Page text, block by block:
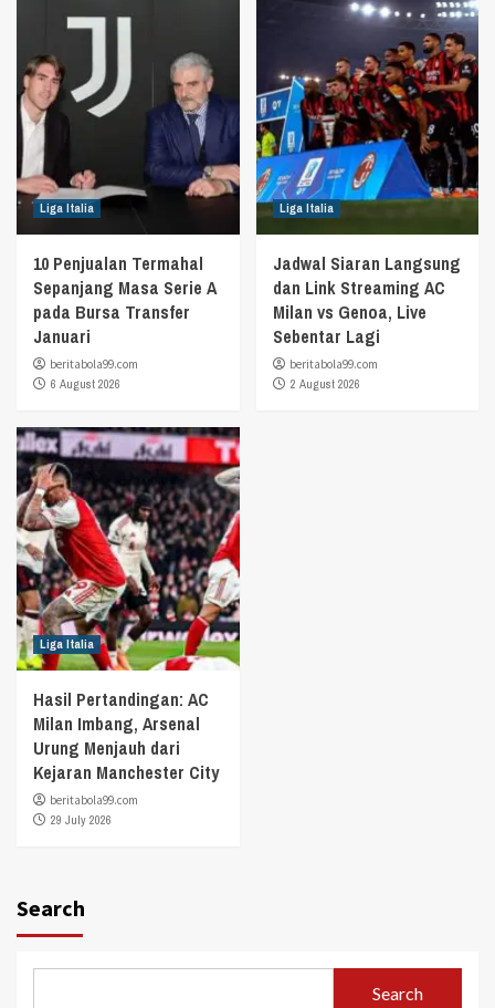
Liga Italia
10 Penjualan Termahal
Sepanjang Masa Serie A
pada Bursa Transfer
Januari
beritabola99.com
6 August 2026
Liga Italia
Jadwal Siaran Langsung
dan Link Streaming AC
Milan vs Genoa, Live
Sebentar Lagi
beritabola99.com
2 August 2026
Liga Italia
Hasil Pertandingan: AC
Milan Imbang, Arsenal
Urung Menjauh dari
Kejaran Manchester City
beritabola99.com
29 July 2026
Search
Search